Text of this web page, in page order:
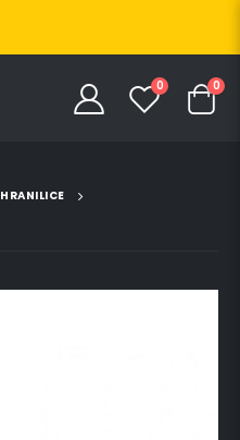
0 0
HRANILICE